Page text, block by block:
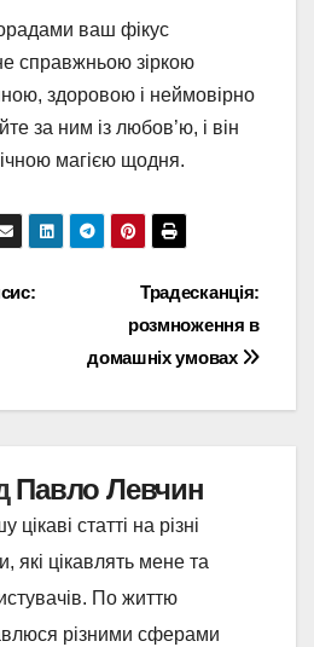
ваш фікус
справжньою зіркою
здоровою і неймовірно
за ним із любов’ю, і він
магією щодня.
Традесканція:
розмноження в
домашніх умовах
Павло Левчин
цікаві статті на різні
які цікавлять мене та
По життю
різними сферами